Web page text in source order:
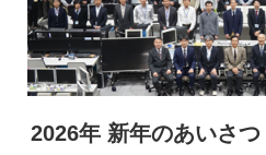
2026年 新年のあいさ